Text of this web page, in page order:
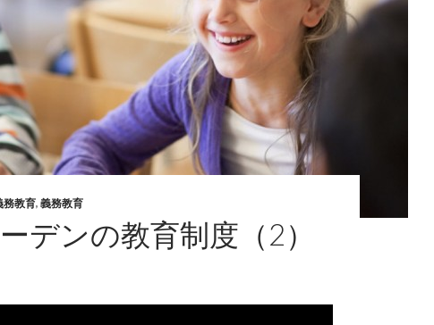
務教育, 義務教育
デンの教育制度（2）